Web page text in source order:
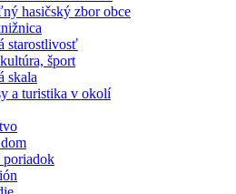
hasičský zbor obce
starostlivosť
šport
skala
a turistika v okolí
poriadok